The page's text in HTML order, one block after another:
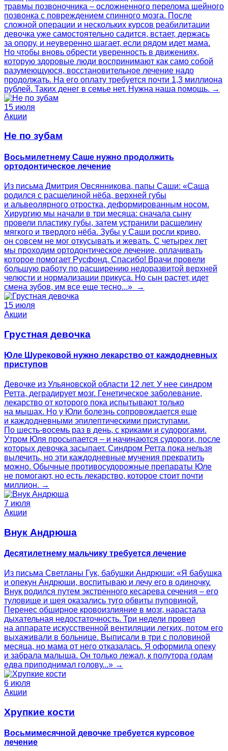
травмы позвоночника – осложненного перелома шейного
позвонка с повреждением спинного мозга. После
сложной операции и нескольких курсов реабилитации
девочка уже самостоятельно садится, встает, держась
за опору, и неуверенно шагает, если рядом идет мама.
Но чтобы вновь обрести уверенность в движениях,
которую здоровые люди воспринимают как само собой
разумеющуюся, восстановительное лечение надо
продолжать. На его оплату требуется почти 1,3 миллиона
рублей. Таких денег в семье нет. Нужна наша помощь. →
15 июля
Акции
Не по зубам
Восьмилетнему Саше нужно продолжить
ортодонтическое лечение
Из письма Дмитрия Овсянникова, папы Саши: «Саша
родился с расщелиной нёба, верхней губы
и альвеолярного отростка, деформированным носом.
Хирургию мы начали в три месяца: сначала сыну
провели пластику губы, затем устранили расщелину
мягкого и твердого нёба. Зубы у Саши росли криво,
он совсем не мог откусывать и жевать. С четырех лет
мы проходим ортодонтическое лечение, оплачивать
которое помогает Русфонд. Спасибо! Врачи провели
большую работу по расширению недоразвитой верхней
челюсти и нормализации прикуса. Но сын растет, идет
смена зубов, им все еще тесно...» →
15 июля
Акции
Грустная девочка
Юле Шурековой нужно лекарство от каждодневных
приступов
Девочке из Ульяновской области 12 лет. У нее синдром
Ретта, деградирует мозг. Генетическое заболевание,
лекарство от которого пока испытывают только
на мышах. Но у Юли болезнь сопровождается еще
и каждодневными эпилептическими приступами.
По шесть-восемь раз в день, с криками и судорогами.
Утром Юля просыпается – и начинаются судороги, после
которых девочка засыпает. Синдром Ретта пока нельзя
вылечить, но эти каждодневные мучения прекратить
можно. Обычные противосудорожные препараты Юле
не помогают, но есть лекарство, которое стоит почти
миллион. →
7 июля
Акции
Внук Андрюша
Десятилетнему мальчику требуется лечение
Из письма Светланы Гук, бабушки Андрюши: «Я бабушка
и опекун Андрюши, воспитываю и лечу его в одиночку.
Внук родился путем экстренного кесарева сечения – его
туловище и шея оказались туго обвиты пуповиной.
Перенес обширное кровоизлияние в мозг, нарастала
дыхательная недостаточность. Три недели провел
на аппарате искусственной вентиляции легких, потом его
выхаживали в больнице. Выписали в три с половиной
месяца, но мама от него отказалась. Я оформила опеку
и забрала малыша. Он только лежал, к полутора годам
едва приподнимал голову...» →
6 июля
Акции
Хрупкие кости
Восьмимесячной девочке требуется курсовое
лечение